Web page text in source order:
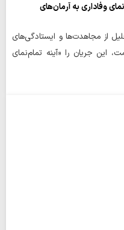
وفاداری به آرمان‌های
از مجاهدت‌ها و ایستادگی‌های
این جریان را «آینه تمام‌نمای